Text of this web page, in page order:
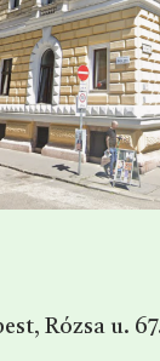
Rózsa u.